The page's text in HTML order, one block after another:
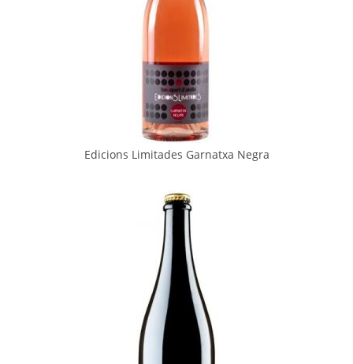
Edicions Limitades Garnatxa Negra